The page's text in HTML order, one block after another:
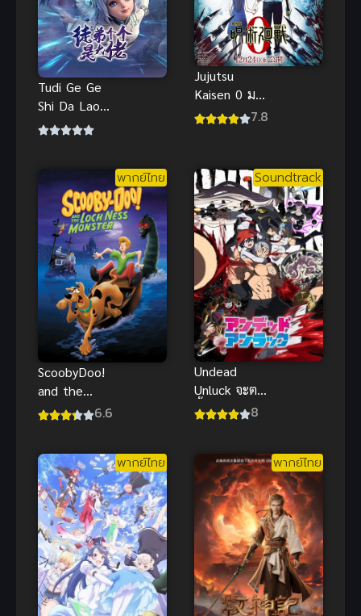
Tudi Ge Ge
Shi Da Lao
(Over
ล้วนเป็นผู้ยิ่ง
ใหญ่
Jujutsu
Kaisen 0 มหา
เวทย์ผนึกมาร
7.8
พากย์ไทย
ScoobyDoo!
and the
Loch Ness
บาดาล พากย์
ไทย
6.6
Soundtrack
Undead
Unluck จะตาย
ทั้งที ขอให้มัน
8
พากย์ไทย พากย์ไทย